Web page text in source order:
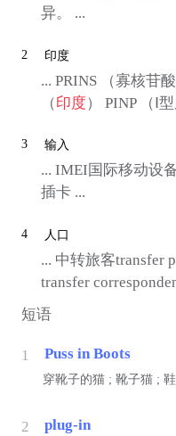
异。 ...
2 印度
... PRINS （寡核苷
（印度） PINP （Ⅰ
3 输入
... IMEI国际移动设
插卡 ...
4 人口
... 中转旅客transfer
transfer
短语
1 Puss in Boots
穿靴子的猫 ; 靴子猫 ;
2 plug-in